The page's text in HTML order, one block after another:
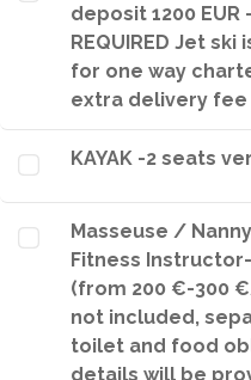
deposit 1200 EUR
REQUIRED Jet ski
for one way
extra delivery fee
KAYAK -2 seats
Masseuse /
Fitness Instructor-
(from 200 €-300
not included,
toilet and food
details will be